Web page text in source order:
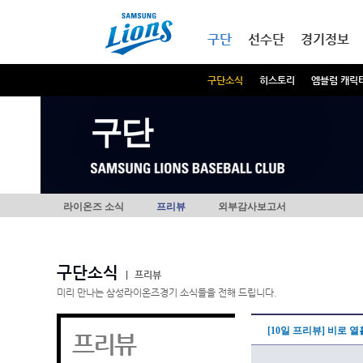
구단
구단소식 히스토리 엠블럼 캐릭
선수단 경기정보
구단
라이온즈 소식 프리뷰 외부감사보고서
구단소식
프리뷰
미리 만나는 삼성라이온즈경기 소식들을 전해 드립니다.
프리뷰 [10일 프리뷰] 비로